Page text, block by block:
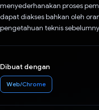
menyederhanakan proses
dapat diakses bahkan oleh
pengetahuan teknis
Dibuat dengan
Web/Chrome